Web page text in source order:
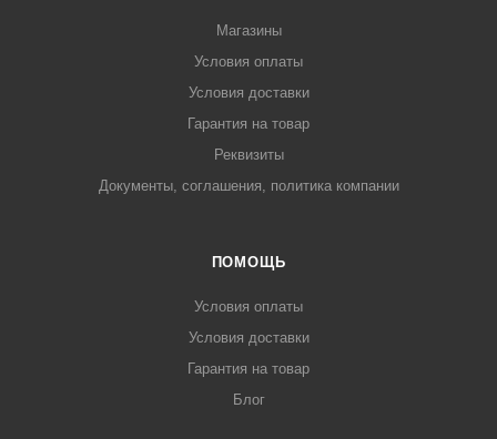
Магазины
Условия оплаты
Условия доставки
Гарантия на товар
Реквизиты
Документы, соглашения, политика компании
ПОМОЩЬ
Условия оплаты
Условия доставки
Гарантия на товар
Блог